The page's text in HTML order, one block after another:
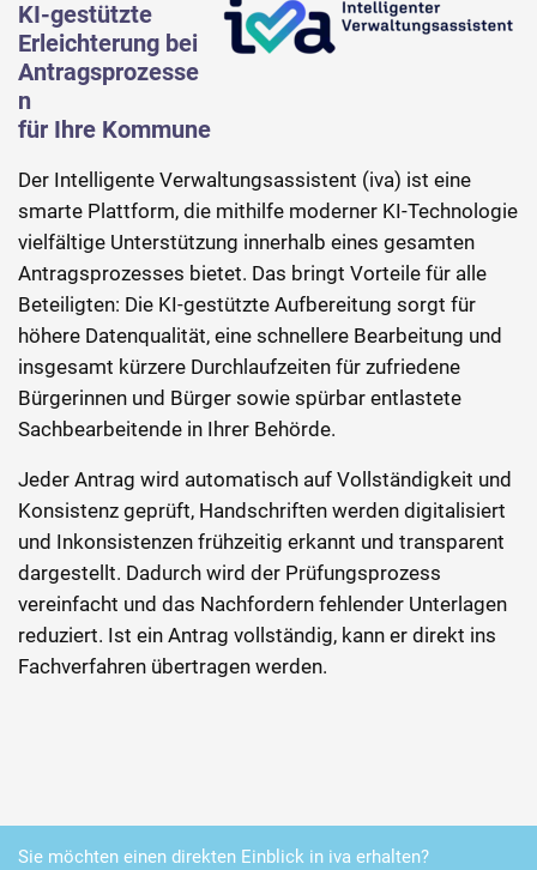
KI-gestützte
Erleichterung bei
Antragsprozesse
n
für Ihre Kommune
Der Intelligente Verwaltungsassistent (iva) ist eine
smarte Plattform, die mithilfe moderner KI-Technologie
vielfältige Unterstützung innerhalb eines gesamten
Antragsprozesses bietet. Das bringt Vorteile für alle
Beteiligten: Die KI-gestützte Aufbereitung sorgt für
höhere Datenqualität, eine schnellere Bearbeitung und
insgesamt kürzere Durchlaufzeiten für zufriedene
Bürgerinnen und Bürger sowie spürbar entlastete
Sachbearbeitende in Ihrer Behörde.
Jeder Antrag wird automatisch auf Vollständigkeit und
Konsistenz geprüft, Handschriften werden digitalisiert
und Inkonsistenzen frühzeitig erkannt und transparent
dargestellt. Dadurch wird der Prüfungsprozess
vereinfacht und das Nachfordern fehlender Unterlagen
reduziert. Ist ein Antrag vollständig, kann er direkt ins
Fachverfahren übertragen werden.
Sie möchten einen direkten Einblick in iva erhalten?